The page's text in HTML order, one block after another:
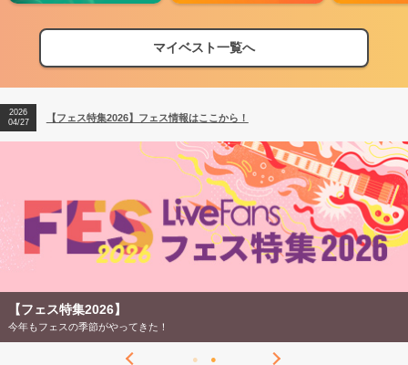
マイベスト一覧へ
【ライブ動員ランキング】2026年上半期編発表！
【フェス特集2026】フェス情報はここから！
2026
07/28
【ライブ動員ランキング】2026年上半期編発表！
【フェス特集2026】
今年もフェスの季節がやってきた！